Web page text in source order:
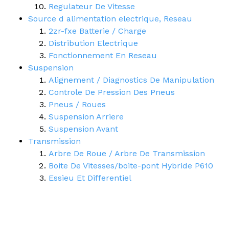
Regulateur De Vitesse
Source d alimentation electrique, Reseau
2zr-fxe Batterie / Charge
Distribution Electrique
Fonctionnement En Reseau
Suspension
Alignement / Diagnostics De Manipulation
Controle De Pression Des Pneus
Pneus / Roues
Suspension Arriere
Suspension Avant
Transmission
Arbre De Roue / Arbre De Transmission
Boite De Vitesses/boite-pont Hybride P610
Essieu Et Differentiel